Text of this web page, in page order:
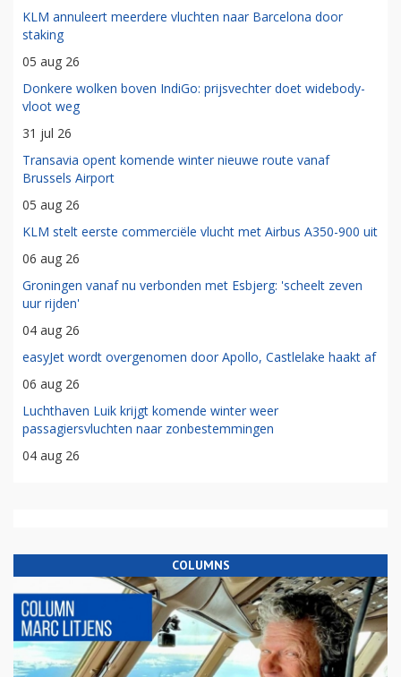
KLM annuleert meerdere vluchten naar Barcelona door
staking
05 aug 26
Donkere wolken boven IndiGo: prijsvechter doet widebody-
vloot weg
31 jul 26
Transavia opent komende winter nieuwe route vanaf
Brussels Airport
05 aug 26
KLM stelt eerste commerciële vlucht met Airbus A350-900 uit
06 aug 26
Groningen vanaf nu verbonden met Esbjerg: 'scheelt zeven
uur rijden'
04 aug 26
easyJet wordt overgenomen door Apollo, Castlelake haakt af
06 aug 26
Luchthaven Luik krijgt komende winter weer
passagiersvluchten naar zonbestemmingen
04 aug 26
COLUMNS